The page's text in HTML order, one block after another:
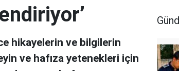
hikayelerin ve bilgilerin
ve hafıza yetenekleri için